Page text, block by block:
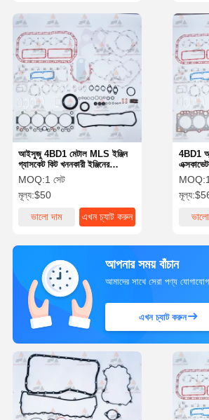
আইসুজু 4BD1 মেটাল MLS ইঞ্জিন
গ্যাসকেট কিট খননকারী ইঞ্জিনের
ওভারহল গ্যাসকেটের জন্য
MOQ:1 সেট
মূল্য:$50
ভালো দাম
এখন চ্যাট করুন
4BD1
কিটের
MOQ:
মূল্য:
আপনার সময় বাঁচান
আমাদের সাথে সেরা পণ্য
এখন চ্যাট করুন